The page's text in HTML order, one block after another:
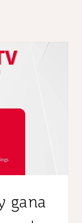
gana